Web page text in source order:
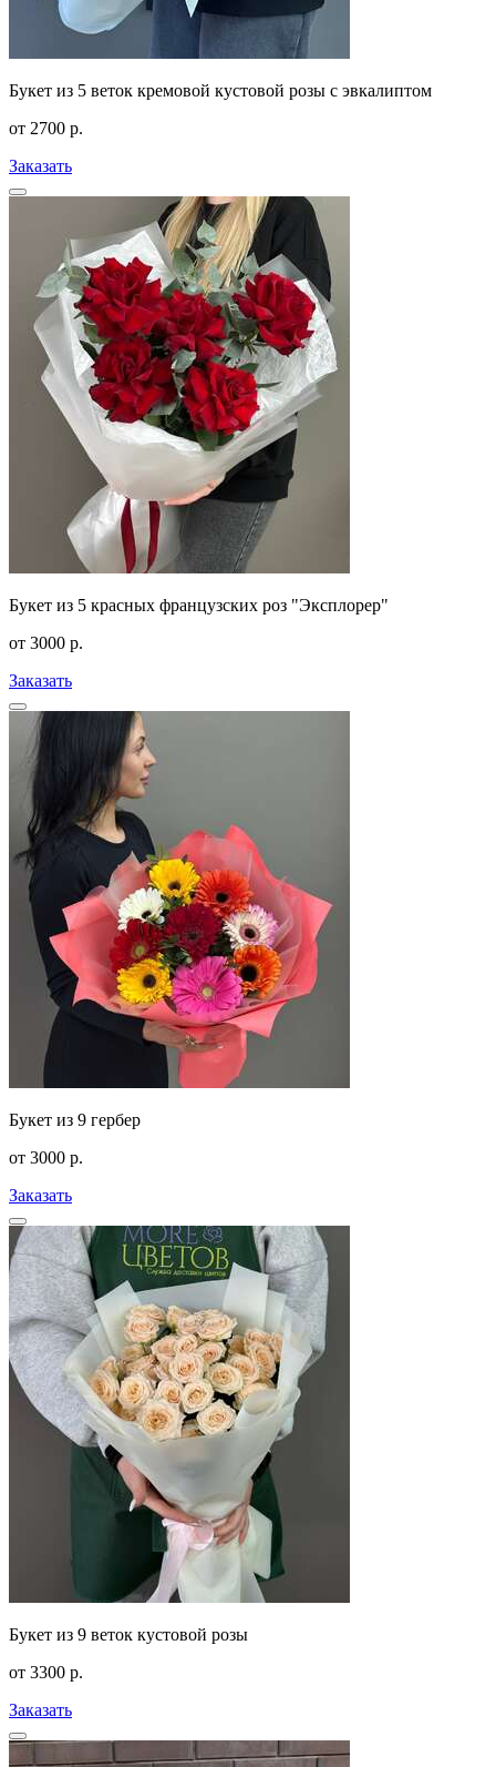
Букет из 5 веток кремовой кустовой розы с эвкалиптом
от 2700 р.
Заказать
Букет из 5 красных французских роз "Эксплорер"
от 3000 р.
Заказать
Букет из 9 гербер
от 3000 р.
Заказать
Букет из 9 веток кустовой розы
от 3300 р.
Заказать